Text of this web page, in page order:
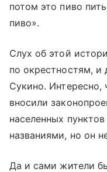
потом это пиво
пиво».
Слух об этой
по окрестностям, и
Сукино. Интересно,
вносили
населенных
названиями, но он
Да и сами жители